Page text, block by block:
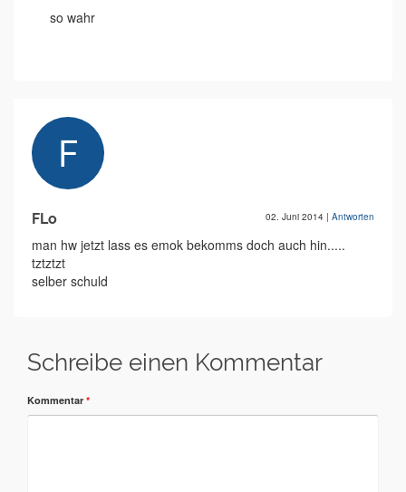
so wahr
FLo 02. Juni 2014 | Antworten
man hw jetzt lass es emok bekomms doch auch hin.....
tztztzt
selber schuld
Schreibe einen Kommentar
Kommentar *